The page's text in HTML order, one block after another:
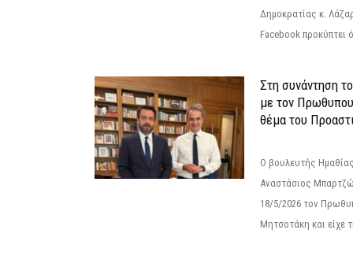
Δημοκρατίας κ.
Facebook προκύπτει
Στη συνάντηση
με τον
θέμα του
Ο βουλευτής
Αναστάσιος
18/5/2026 τον
Μητσοτάκη και είχε